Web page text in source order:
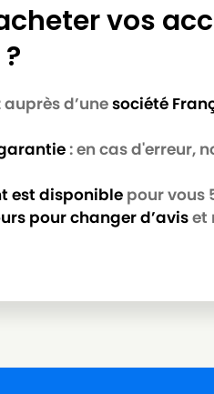
vos
d’unesociété
: en cas d'erreur,
est disponible pour vous
pour changer d’aviset